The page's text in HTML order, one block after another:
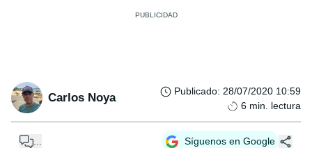
Carlos Noya Publicado: 28/07/2020 10:59
6 min. lectura
Síguenos en Google